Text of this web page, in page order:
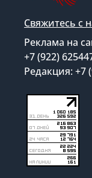
Свяжитесь с
Реклама на
+7 (922)
Редакция: +7